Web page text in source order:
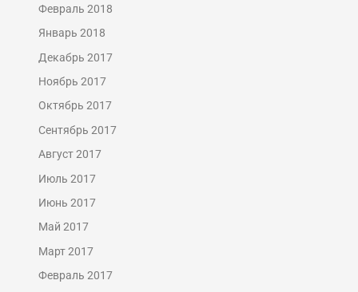
Февраль 2018
Январь 2018
Декабрь 2017
Ноябрь 2017
Октябрь 2017
Сентябрь 2017
Август 2017
Июль 2017
Июнь 2017
Май 2017
Март 2017
Февраль 2017